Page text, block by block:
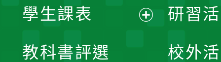
學生課表
教科書評選
研習
校外